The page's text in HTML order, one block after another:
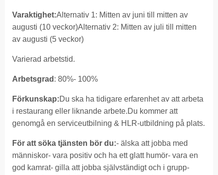
Varaktighet:Alternativ 1: Mitten av juni till mitten av
augusti (10 veckor)Alternativ 2: Mitten av juli till mitten
av augusti (5 veckor)
Varierad arbetstid.
Arbetsgrad : 80%- 100%
Förkunskap:Du ska ha tidigare erfarenhet av att arbeta
i restaurang eller liknande arbete.Du kommer att
genomgå en serviceutbilning & HLR-utbildning på plats.
För att söka tjänsten bör du:- älska att jobba med
människor- vara positiv och ha ett glatt humör- vara en
god kamrat- gilla att jobba självständigt och i grupp-